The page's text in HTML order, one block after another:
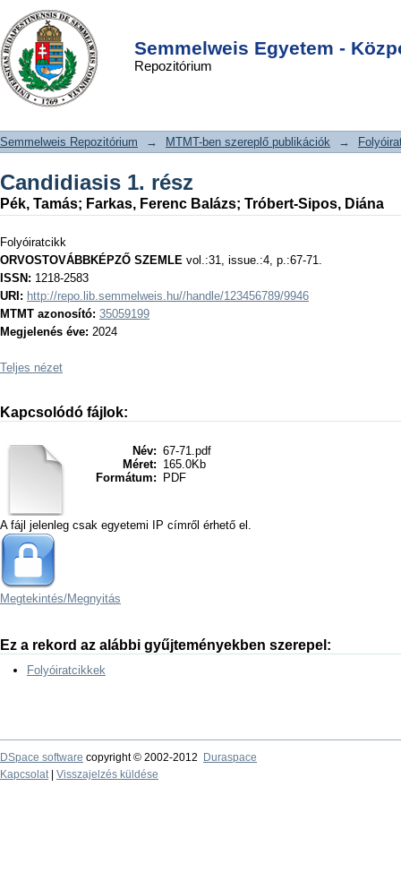
Semmelweis Egyetem -
Repozitórium
Candidiasis 1. rész
DSpace/Manakin Repository
Semmelweis Repozitórium → MTMT-ben szereplő publikációk →
Candidiasis 1. rész
Pék, Tamás; Farkas, Ferenc Balázs; Tróbert-Sipos, Diána
Folyóiratcikk
ORVOSTOVÁBBKÉPZŐ SZEMLE vol.:31, issue.:4, p.:67-71.
ISSN: 1218-2583
URI: http://repo.lib.semmelweis.hu//handle/123456789/9946
MTMT azonosító: 35059199
Megjelenés éve: 2024
Teljes nézet
Kapcsolódó fájlok:
Név: 67-71.pdf
Méret: 165.0Kb
Formátum:
PDF
A fájl jelenleg csak egyetemi IP címről érhető el.
Megtekintés/Megnyitás
Ez a rekord az alábbi gyűjteményekben szerepel:
Folyóiratcikkek
DSpace software copyright © 2002-2012
Duraspace
Kapcsolat| Visszajelzés küldése